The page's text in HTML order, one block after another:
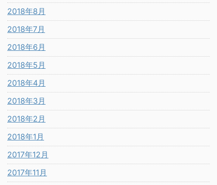
2018年8月
2018年7月
2018年6月
2018年5月
2018年4月
2018年3月
2018年2月
2018年1月
2017年12月
2017年11月